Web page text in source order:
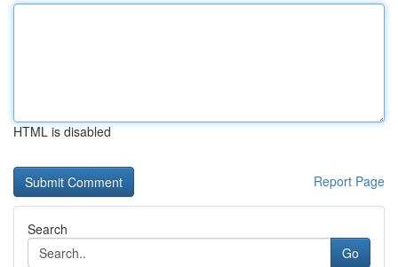
HTML is disabled
Report Page
Search
Go